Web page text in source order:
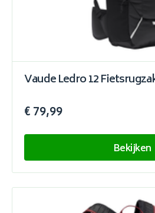
Vaude Ledro 12
€ 79,99
Bekijken